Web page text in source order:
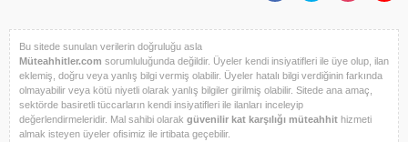
Bu sitede sunulan verilerin doğruluğu asla
Müteahhitler.com sorumluluğunda değildir. Üyeler kendi insiyatifleri ile üye olup, ilan
eklemiş, doğru veya yanlış bilgi vermiş olabilir. Üyeler hatalı bilgi verdiğinin farkında
olmayabilir veya kötü niyetli olarak yanlış bilgiler girilmiş olabilir. Sitede ana amaç,
sektörde basiretli tüccarların kendi insiyatifleri ile ilanları inceleyip
değerlendirmeleridir. Mal sahibi olarak güvenilir kat karşılığı müteahhit hizmeti
almak isteyen üyeler ofisimiz ile irtibata geçebilir.